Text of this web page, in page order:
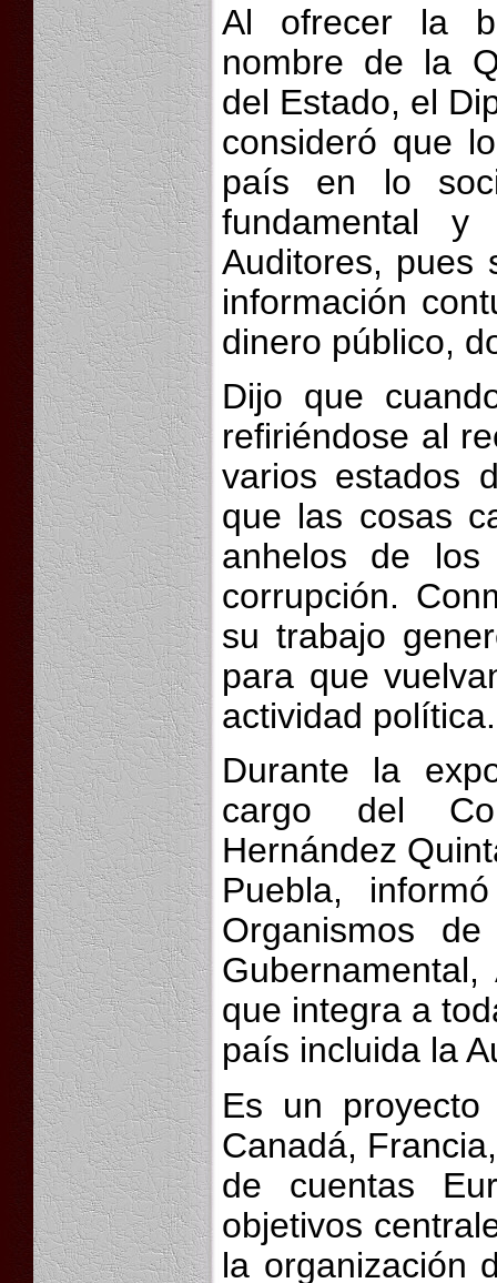
Al ofrecer la
nombre de la
del Estado, el
consideró que
país en lo
fundamental
Auditores, pues
información
dinero público,
Dijo que
refiriéndose al
varios estados
que las cosas
anhelos de
corrupción.
su trabajo
para que
actividad política.
Durante la
cargo del
Hernández
Puebla,
Organismos
que integra a
país incluida la
Es un proyecto
Canadá,
de cuentas
objetivos
la organización